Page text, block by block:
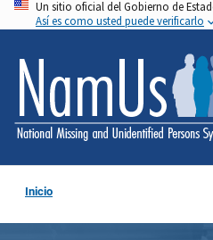
Pasar
al
contenido
principal
Un sitio oficial del Gobierno de
Así es como usted puede verificarlo
Inicio